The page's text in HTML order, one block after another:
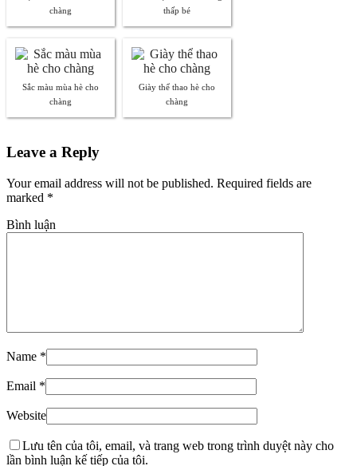
chàng
thấp bé
Sắc màu mùa hè cho
chàng
Giày thể thao hè cho
chàng
Leave a Reply
Your email address will not be published. Required fields are
marked *
Bình luận
Name *
Email *
Website
Lưu tên của tôi, email, và trang web trong trình duyệt này cho
lần bình luận kế tiếp của tôi.